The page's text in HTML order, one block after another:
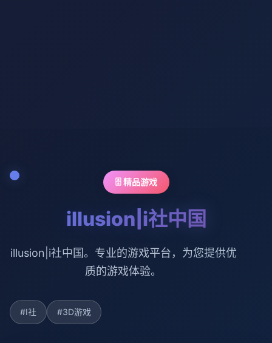
🗄️ 精品游戏
illusion|i社中国
illusion|i社中国。专业的游戏平台，为您提供优
质的游戏体验。
#I社 #3D游戏